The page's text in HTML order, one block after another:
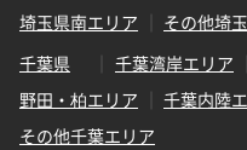
埼玉県南エリア
その他埼
千葉県
千葉湾岸エリア
野田・柏エリア
千葉内陸
その他千葉エリア